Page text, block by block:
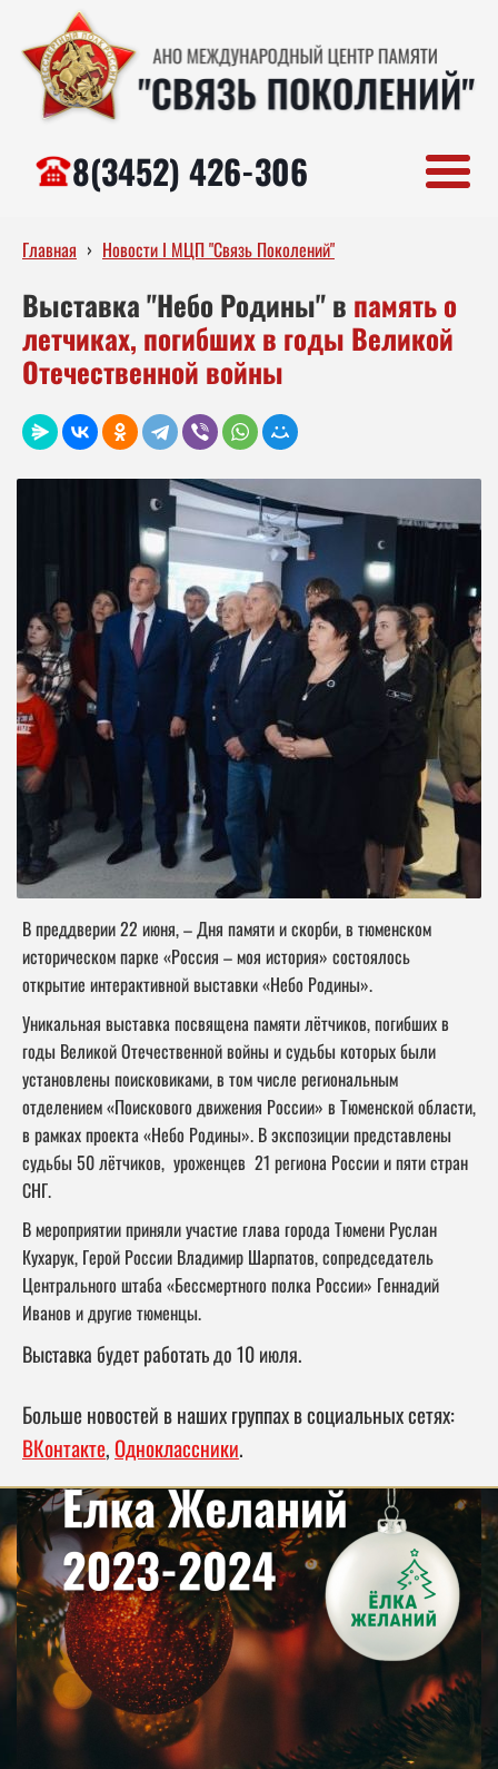
8(3452) 426-306
Главная › Новости I МЦП "Связь Поколений"
Выставка "Небо Родины" в память о
летчиках, погибших в годы Великой
Отечественной войны
В преддверии 22 июня, – Дня памяти и скорби, в тюменском
историческом парке «Россия – моя история» состоялось
открытие интерактивной выставки «Небо Родины».
Уникальная выставка посвящена памяти лётчиков, погибших в
годы Великой Отечественной войны и судьбы которых были
установлены поисковиками, в том числе региональным
отделением «Поискового движения России» в Тюменской области,
в рамках проекта «Небо Родины». В экспозиции представлены
судьбы 50 лётчиков, уроженцев 21 региона России и пяти стран
СНГ.
В мероприятии приняли участие глава города Тюмени Руслан
Кухарук, Герой России Владимир Шарпатов, сопредседатель
Центрального штаба «Бессмертного полка России» Геннадий
Иванов и другие тюменцы.
Выставка будет работать до 10 июля.
Больше новостей в наших группах в социальных сетях:
ВКонтакте, Одноклассники.